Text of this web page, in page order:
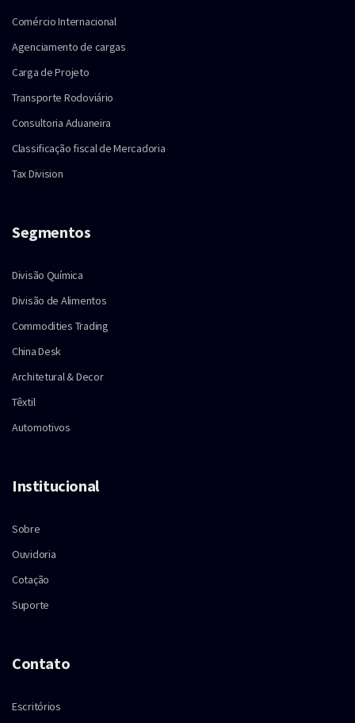
Comércio Internacional
Agenciamento de cargas
Carga de Projeto
Transporte Rodoviário
Consultoria Aduaneira
Classificação fiscal de Mercadoria
Tax Division
Segmentos
Divisão Química
Divisão de Alimentos
Commodities Trading
China Desk
Architetural & Decor
Têxtil
Automotivos
Institucional
Sobre
Ouvidoria
Cotação
Suporte
Contato
Escritórios